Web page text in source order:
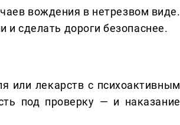
вождения в нетрезвом виде.
и сделать дороги безопаснее.
или лекарств с психоактивным
под проверку — и наказание